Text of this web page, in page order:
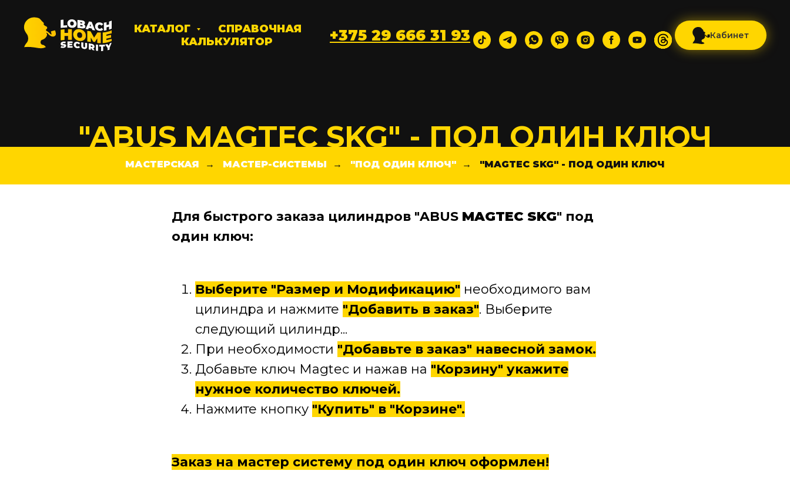
КАТАЛОГ
СПРАВОЧНАЯ
КАЛЬКУЛЯТОР
+375 29 666 31 93 Кабинет
"ABUS MAGTEC SKG" - ПОД ОДИН КЛЮЧ
МАСТЕРСКАЯ → МАСТЕР-СИСТЕМЫ → "ПОД ОДИН КЛЮЧ" → "MAGTEC SKG" - ПОД ОДИН КЛЮЧ
Для быстрого заказа цилиндров "ABUS MAGTEC SKG" под
один ключ:
Выберите "Размер и Модификацию" необходимого вам
цилиндра и нажмите "Добавить в заказ". Выберите
следующий цилиндр...
При необходимости "Добавьте в заказ" навесной замок.
Добавьте ключ Magtec и нажав на "Корзину" укажите
нужное количество ключей.
Нажмите кнопку "Купить" в "Корзине".
Заказ на мастер систему под один ключ оформлен!